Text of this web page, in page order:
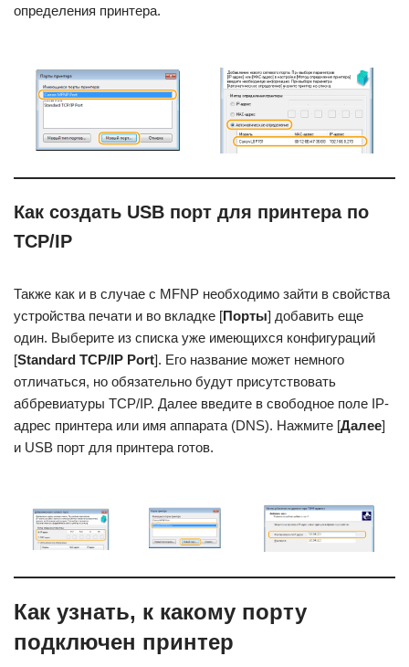
определения принтера.
Как создать USB порт для принтера по
TCP/IP
Также как и в случае с MFNP необходимо зайти в свойства
устройства печати и во вкладке [Порты] добавить еще
один. Выберите из списка уже имеющихся конфигураций
[Standard TCP/IP Port]. Его название может немного
отличаться, но обязательно будут присутствовать
аббревиатуры TCP/IP. Далее введите в свободное поле IP-
адрес принтера или имя аппарата (DNS). Нажмите [Далее]
и USB порт для принтера готов.
Как узнать, к какому порту
подключен принтер